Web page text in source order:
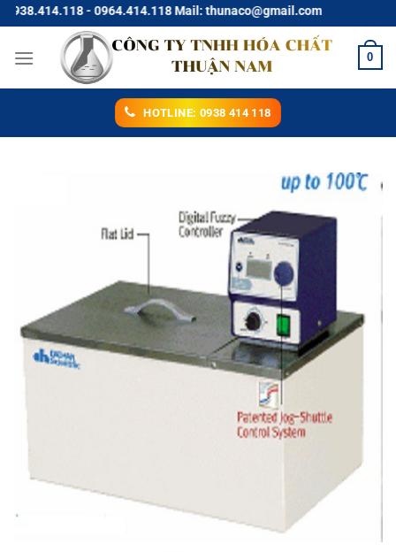
Chuyển
đến
nội
- 0964.414.118 Mail: thunaco@gmail.com
0
HOTLINE: 0938 414 118